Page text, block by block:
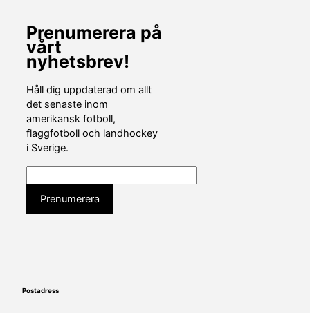
Prenumerera på
vårt
nyhetsbrev!
Håll dig uppdaterad om allt
det senaste inom
amerikansk fotboll,
flaggfotboll och landhockey
i Sverige.
Postadress